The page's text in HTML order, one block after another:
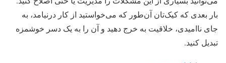
بار بعدی که کیک‌تان آن‌طور که می‌خواستید از کار درنیامد، به
جای ناامیدی، خلاقیت به خرج دهید و آن را به یک دسر خوشمزه
تبدیل کنید.